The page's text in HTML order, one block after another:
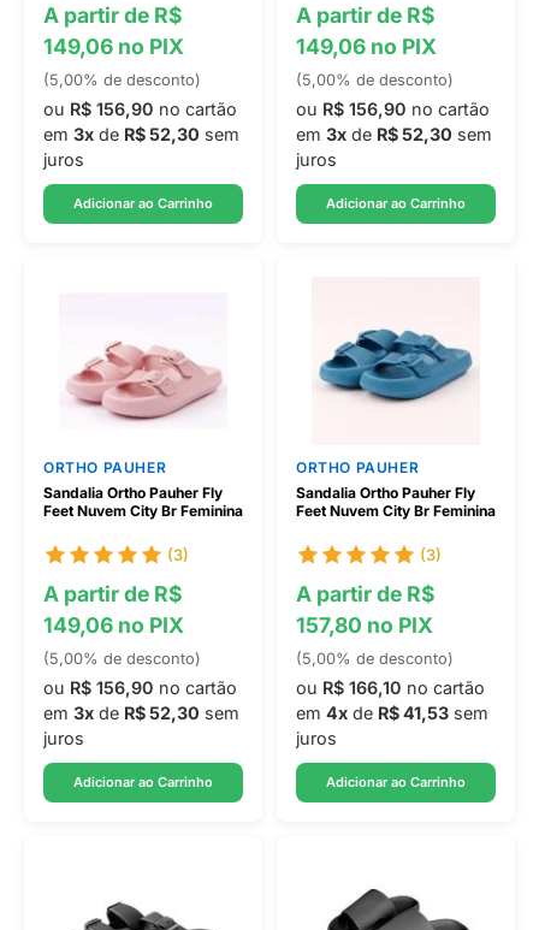
A partir de R$
149,06 no PIX
(5,00% de desconto)
ou R$ 156,90 no cartão
em 3x de R$ 52,30 sem
juros
Adicionar ao Carrinho
A partir de R$
149,06 no PIX
(5,00% de desconto)
ou R$ 156,90 no cartão
em 3x de R$ 52,30 sem
juros
Adicionar ao Carrinho
ORTHO PAUHER
Sandalia Ortho Pauher Fly
Feet Nuvem City Br Feminina
(3)
A partir de R$
149,06 no PIX
(5,00% de desconto)
ou R$ 156,90 no cartão
em 3x de R$ 52,30 sem
juros
Adicionar ao Carrinho
ORTHO PAUHER
Sandalia Ortho Pauher Fly
Feet Nuvem City Br Feminina
(3)
A partir de R$
157,80 no PIX
(5,00% de desconto)
ou R$ 166,10 no cartão
em 4x de R$ 41,53 sem
juros
Adicionar ao Carrinho